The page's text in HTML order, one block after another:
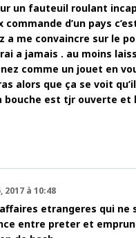
un fauteuil roulant
d’un pays
a me convaincre sur le
a jamais . au moins
comme un jouet en
alors que ça se voit
bouche est tjr ouverte et
à 10:48
etrangeres qui ne
entre preter et